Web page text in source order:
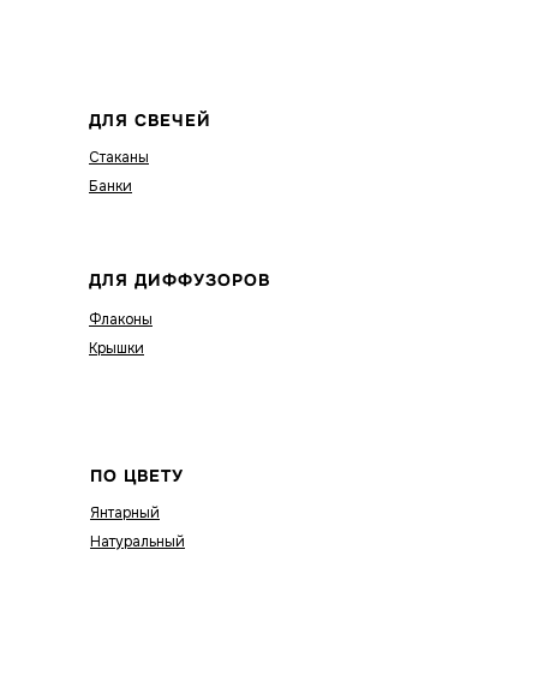
ДЛЯ СВЕЧЕЙ
Стаканы
Банки
ДЛЯ ДИФФУЗОРОВ
Флаконы
Крышки
ПО ЦВЕТУ
Янтарный
Натуральный